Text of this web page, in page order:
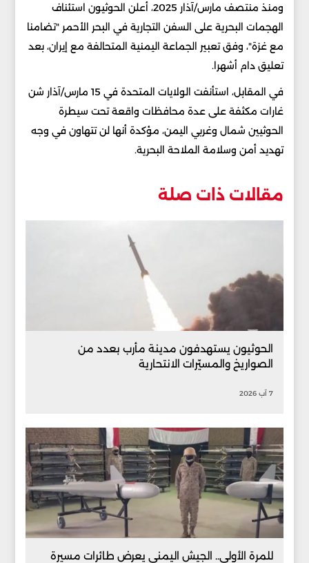
ومنذ منتصف مارس/آذار 2025، أعلن الحوثيون استئناف
الهجمات البحرية على السفن التجارية في البحر الأحمر "تضامنا
مع غزة"، وفق تعبير الجماعة اليمنية المتحالفة مع إيران، بعد
تعليق دام أشهرا.
في المقابل، استأنفت الولايات المتحدة في 15 مارس/آذار شن
غارات مكثفة على عدة محافظات واقعة تحت سيطرة
الحوثيين شمال وغربي اليمن، مؤكدة أنها لن تتهاون في وجه
تهديد أمن وسلامة الملاحة البحرية.
مقالات ذات صلة
الحوثيون يستهدفون مدينة مأرب بعدد من
الصواريخ والمسيّرات الانتحارية
7 آب 2026
للمرة الأولى.. الجيش اليمني يعرض طائرات مسيرة